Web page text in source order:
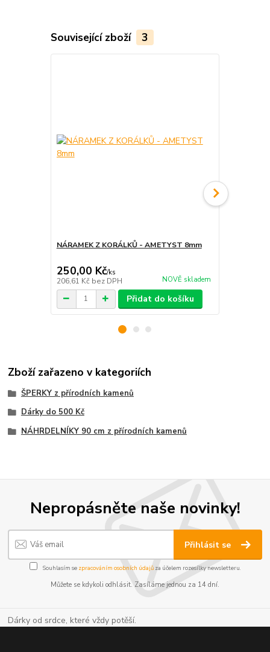
Související zboží 3
NÁRAMEK Z KORÁLKŮ - AMETYST 8mm
250,00 Kč/ks
206,61 Kč bez DPH NOVĚ skladem
Přidat do košíku
Zboží zařazeno v kategoriích
ŠPERKY z přírodních kamenů
Dárky do 500 Kč
NÁHRDELNÍKY 90 cm z přírodních kamenů
Nepropásněte naše novinky!
Přihlásit se
Souhlasím se zpracováním osobních údajůza účelem rozesílky newsletteru.
Můžete se kdykoli odhlásit. Zasíláme jednou za 14 dní.
Dárky od srdce, které vždy potěší.